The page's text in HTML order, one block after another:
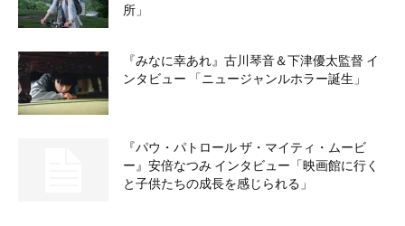
所」
『みなに幸あれ』古川琴音＆下津優太監督 イ
ンタビュー 「ニュージャンルホラー誕生」
『パウ・パトロール ザ・マイティ・ムービ
ー』安倍なつみ インタビュー「映画館に行く
と子供たちの成長を感じられる」